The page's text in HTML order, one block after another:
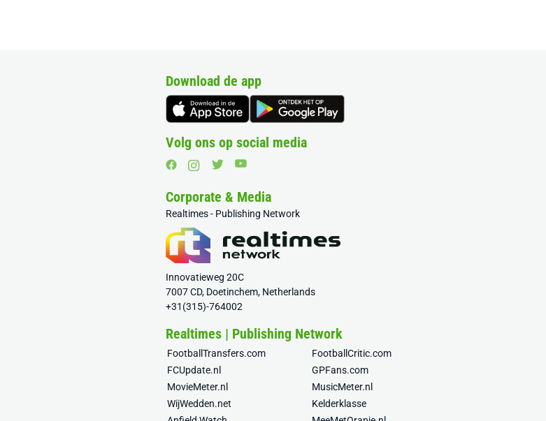
Download de app
Volg ons op social media
Corporate & Media
Realtimes - Publishing Network
Innovatieweg 20C
7007 CD, Doetinchem, Netherlands
+31(315)-764002
Realtimes | Publishing Network
FootballTransfers.com
FootballCritic.com
FCUpdate.nl
GPFans.com
MovieMeter.nl
MusicMeter.nl
WijWedden.net
Kelderklasse